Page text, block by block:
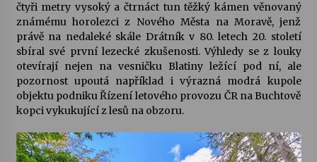
čtyři metry vysoký a čtrnáct tun těžký kámen věnovaný
známému horolezci z Nového Města na Moravě, jenž
právě na nedaleké skále Drátník v 80. letech 20. století
sbíral své první lezecké zkušenosti. Výhledy se z louky
otevírají nejen na vesničku Blatiny ležící pod ní, ale
pozornost upoutá například i výrazná modrá kupole
objektu podniku Řízení letového provozu ČR na Buchtově
kopci vykukující z lesů na obzoru.